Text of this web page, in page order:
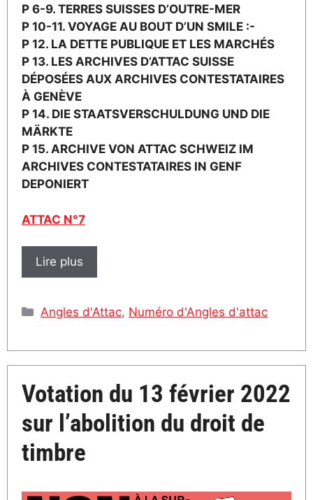
P 6-9. TERRES SUISSES D’OUTRE-MER
P 10-11. VOYAGE AU BOUT D’UN SMILE :-
P 12. LA DETTE PUBLIQUE ET LES MARCHÉS
P 13. LES ARCHIVES D’ATTAC SUISSE
DÉPOSÉES AUX ARCHIVES CONTESTATAIRES
À GENÈVE
P 14. DIE STAATSVERSCHULDUNG UND DIE
MÄRKTE
P 15. ARCHIVE VON ATTAC SCHWEIZ IM
ARCHIVES CONTESTATAIRES IN GENF
DEPONIERT
ATTAC N°7
Lire plus
Catégories
Angles d'Attac, Numéro d'Angles d'attac
Votation du 13 février 2022
sur l’abolition du droit de
timbre